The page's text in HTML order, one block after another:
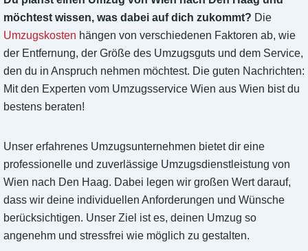
möchtest wissen, was dabei auf dich zukommt? Die
Umzugskosten hängen von verschiedenen Faktoren ab, wie
der Entfernung, der Größe des Umzugsguts und dem Service,
den du in Anspruch nehmen möchtest. Die guten Nachrichten:
Mit den Experten vom Umzugsservice Wien aus Wien bist du
bestens beraten!
Unser erfahrenes Umzugsunternehmen bietet dir eine
professionelle und zuverlässige Umzugsdienstleistung von
Wien nach Den Haag. Dabei legen wir großen Wert darauf,
dass wir deine individuellen Anforderungen und Wünsche
berücksichtigen. Unser Ziel ist es, deinen Umzug so
angenehm und stressfrei wie möglich zu gestalten.